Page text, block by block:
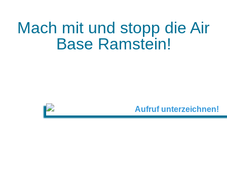
Mach mit und stopp die Air
Base Ramstein!